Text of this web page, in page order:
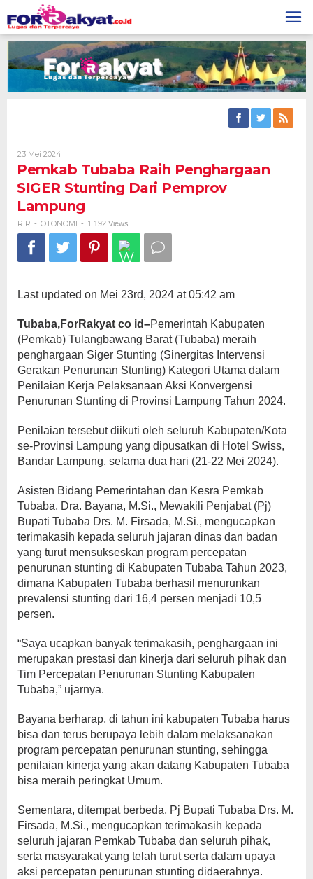
to
content
23 Mei 2024Oleh
R
Pemkab Tubaba Raih Penghargaan
SIGER Stunting Dari Pemprov
Lampung
R R - OTONOMI - 1.192 Views
Last updated on Mei 23rd, 2024 at 05:42 am
Tubaba,ForRakyat co id–Pemerintah Kabupaten
(Pemkab) Tulangbawang Barat (Tubaba) meraih
penghargaan Siger Stunting (Sinergitas Intervensi
Gerakan Penurunan Stunting) Kategori Utama dalam
Penilaian Kerja Pelaksanaan Aksi Konvergensi
Penurunan Stunting di Provinsi Lampung Tahun 2024.
Penilaian tersebut diikuti oleh seluruh Kabupaten/Kota
se-Provinsi Lampung yang dipusatkan di Hotel Swiss,
Bandar Lampung, selama dua hari (21-22 Mei 2024).
Asisten Bidang Pemerintahan dan Kesra Pemkab
Tubaba, Dra. Bayana, M.Si., Mewakili Penjabat (Pj)
Bupati Tubaba Drs. M. Firsada, M.Si., mengucapkan
terimakasih kepada seluruh jajaran dinas dan badan
yang turut mensukseskan program percepatan
penurunan stunting di Kabupaten Tubaba Tahun 2023,
dimana Kabupaten Tubaba berhasil menurunkan
prevalensi stunting dari 16,4 persen menjadi 10,5
persen.
“Saya ucapkan banyak terimakasih, penghargaan ini
merupakan prestasi dan kinerja dari seluruh pihak dan
Tim Percepatan Penurunan Stunting Kabupaten
Tubaba,” ujarnya.
Bayana berharap, di tahun ini kabupaten Tubaba harus
bisa dan terus berupaya lebih dalam melaksanakan
program percepatan penurunan stunting, sehingga
penilaian kinerja yang akan datang Kabupaten Tubaba
bisa meraih peringkat Umum.
Sementara, ditempat berbeda, Pj Bupati Tubaba Drs. M.
Firsada, M.Si., mengucapkan terimakasih kepada
seluruh jajaran Pemkab Tubaba dan seluruh pihak,
serta masyarakat yang telah turut serta dalam upaya
aksi percepatan penurunan stunting didaerahnya.